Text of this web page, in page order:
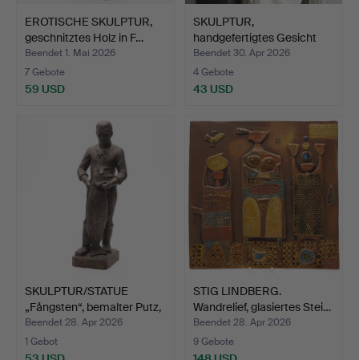
EROTISCHE SKULPTUR,
geschnitztes Holz in F…
Beendet 1. Mai 2026
7 Gebote
59 USD
SKULPTUR,
handgefertigtes Gesicht
aus Wild…
Beendet 30. Apr 2026
4 Gebote
43 USD
SKULPTUR/STATUE
„Fångsten“, bemalter Putz,
…
Beendet 28. Apr 2026
1 Gebot
STIG LINDBERG.
Wandrelief, glasiertes Stei…
Beendet 28. Apr 2026
9 Gebote